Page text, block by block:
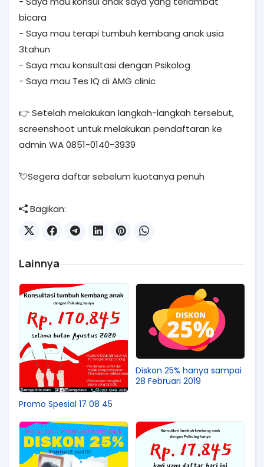
bicara
- Saya mau terapi tumbuh kembang anak usia
3tahun
- Saya mau konsultasi dengan Psikolog
- Saya mau Tes IQ di AMG clinic
👉 Setelah melakukan langkah-langkah tersebut,
screenshoot untuk melakukan pendaftaran ke
admin WA 0851-0140-3939
💘Segera daftar sebelum kuotanya penuh
Bagikan:
Lainnya
Promo Spesial 17 08 45
Diskon 25% hanya sampai
28 Februari 2019